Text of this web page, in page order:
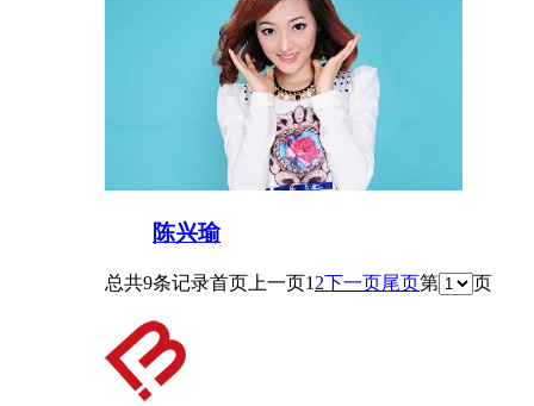
陈兴瑜
总共9条记录首页 上一页1 2下一页尾页第 页